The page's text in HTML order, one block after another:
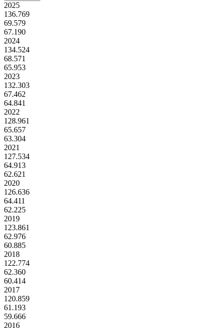
2025
136.769
69.579
67.190
2024
134.524
68.571
65.953
2023
132.303
67.462
64.841
2022
128.961
65.657
63.304
2021
127.534
64.913
62.621
2020
126.636
64.411
62.225
2019
123.861
62.976
60.885
2018
122.774
62.360
60.414
2017
120.859
61.193
59.666
2016